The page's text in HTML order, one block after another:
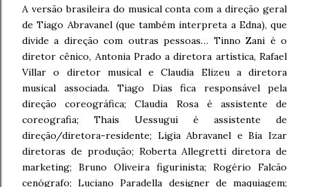
A versão brasileira do musical conta com a direção geral
de Tiago Abravanel (que também interpreta a Edna), que
divide a direção com outras pessoas… Tinno Zani é o
diretor cênico, Antonia Prado a diretora artística, Rafael
Villar o diretor musical e Claudia Elizeu a diretora
musical associada. Tiago Dias fica responsável pela
direção coreográfica; Claudia Rosa é assistente de
coreografia; Thais Uessugui é assistente de
direção/diretora-residente; Ligia Abravanel e Bia Izar
diretoras de produção; Roberta Allegretti diretora de
marketing; Bruno Oliveira figurinista; Rogério Falcão
cenógrafo; Luciano Paradella designer de maquiagem;